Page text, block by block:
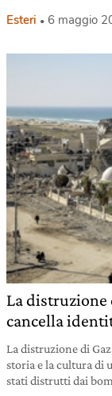
Esteri 6 maggio
La
cancella
La distruzione di
storia e la cultura di
stati distrutti dai